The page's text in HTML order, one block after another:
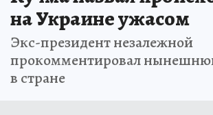
на Украине ужасом
Экс-президент незалежной
прокомментировал
в стране